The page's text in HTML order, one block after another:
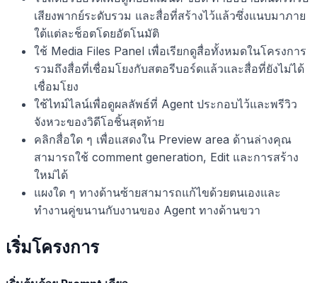
เสียงพากย์ระดับรวม และสื่อที่สร้างไว้แล้วซึ่งแนบมาภาย
ใต้แต่ละช็อตโดยอัตโนมัติ
ใช้ Media Files Panel เพื่อเรียกดูสื่อทั้งหมดในโครงการ
รวมถึงสื่อที่เชื่อมโยงกับสตอรีบอร์ดแล้วและสื่อที่ยังไม่ได้
เชื่อมโยง
ใช้ไทม์ไลน์เพื่อดูผลลัพธ์ที่ Agent ประกอบไว้และพรีวิว
จังหวะของวิดีโอชิ้นสุดท้าย
คลิกสื่อใด ๆ เพื่อแสดงใน Preview area ด้านล่างคุณ
สามารถใช้ comment generation, Edit และการสร้าง
ใหม่ได้
แผงใด ๆ ทางด้านซ้ายสามารถแก้ไขด้วยตนเองและ
ทำงานคู่ขนานกับงานของ Agent ทางด้านขวา
เริ่มโครงการ